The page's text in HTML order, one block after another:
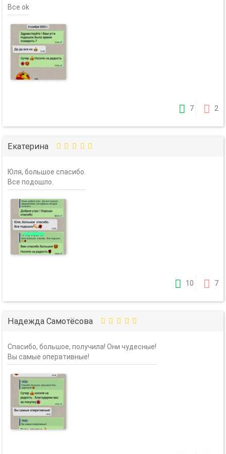
Все ok
7 2
Екатерина
Юля, большое спасибо.
Все подошло.
10 7
Надежда Самотёсова
Спасибо, большое, получила! Они чудесные!
Вы самые оперативные!